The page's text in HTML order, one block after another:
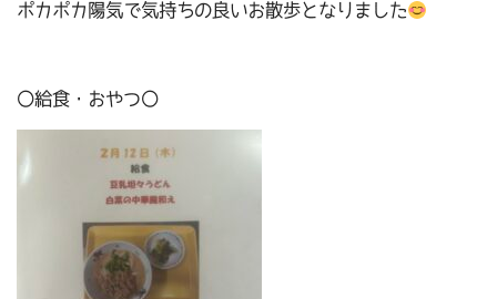
ポカポカ陽気で気持ちの良いお散歩となりました
〇給食・おやつ〇